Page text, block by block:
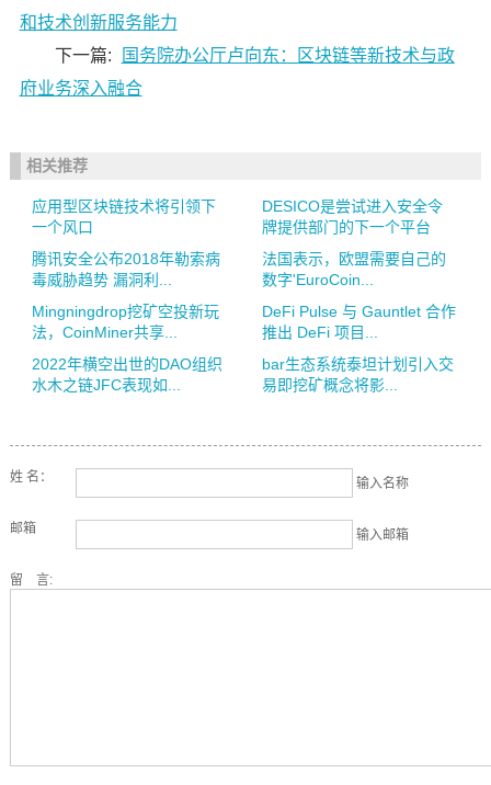
和技术创新服务能力
下一篇:
国务院办公厅卢向东：区块链等新技术与政
府业务深入融合
相关推荐
应用型区块链技术将引领下
一个风口
DESICO是尝试进入安全令
牌提供部门的下一个平台
腾讯安全公布2018年勒索病
毒威胁趋势 漏洞利...
法国表示，欧盟需要自己的
数字'EuroCoin...
Mingningdrop挖矿空投新玩
法，CoinMiner共享...
DeFi Pulse 与 Gauntlet 合作
推出 DeFi 项目...
2022年横空出世的DAO组织
水木之链JFC表现如...
bar生态系统泰坦计划引入交
易即挖矿概念将影...
姓 名： 输入名称
邮箱 输入邮箱
留 言: